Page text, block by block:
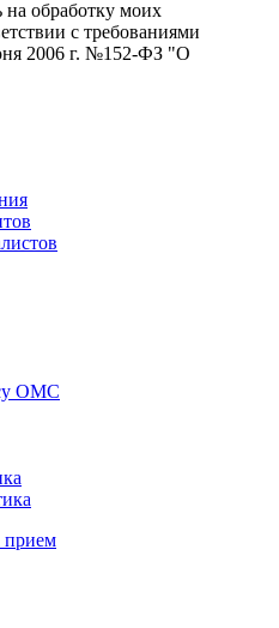
на обработку моих
с требованиями
2006 г. №152-ФЗ "О
ОМС
прием